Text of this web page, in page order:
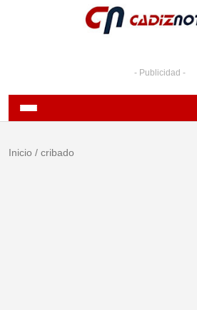
- Publicidad -
Inicio / cribado